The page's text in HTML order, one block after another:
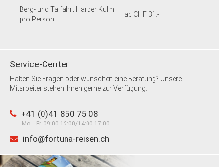
Berg- und Talfahrt Harder Kulm
pro Person
ab CHF 31.-
Service-Center
Haben Sie Fragen oder wünschen eine Beratung? Unsere
Mitarbeiter stehen Ihnen gerne zur Verfügung.
+41 (0)41 850 75 08
Mo. - Fr. 09:00-12:00/14:00-17:00
info@fortuna-reisen.ch